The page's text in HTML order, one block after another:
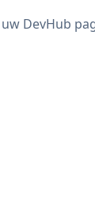
DevHub